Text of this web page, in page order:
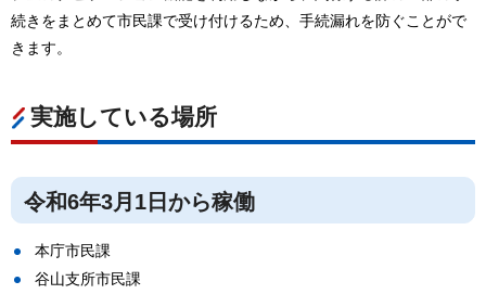
続きをまとめて市民課で受け付けるため、手続漏れを防ぐことがで
きます。
実施している場所
令和6年3月1日から稼働
本庁市民課
谷山支所市民課